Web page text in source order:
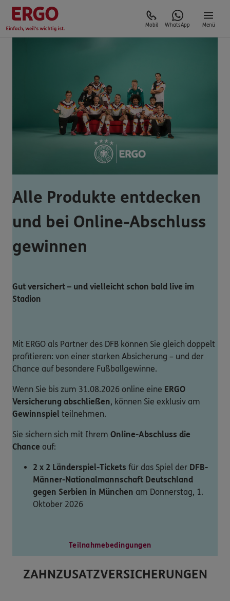
Mobil WhatsApp Menü
Alle Produkte entdecken
und bei Online-Abschluss
gewinnen
Gut versichert – und vielleicht schon bald live im
Stadion
Mit ERGO als Partner des DFB können Sie gleich doppelt
profitieren: von einer starken Absicherung – und der
Chance auf besondere Fußballgewinne.
Wenn Sie bis zum 31.08.2026 online eine ERGO
Versicherung abschließen, können Sie exklusiv am
Gewinnspiel teilnehmen.
Sie sichern sich mit Ihrem Online-Abschluss die
Chance auf:
2 x 2 Länderspiel-Tickets für das Spiel der DFB-
Männer-Nationalmannschaft Deutschland
gegen Serbien in München am Donnerstag, 1.
Oktober 2026
Teilnahmebedingungen
ZAHNZUSATZVERSICHERUNGEN